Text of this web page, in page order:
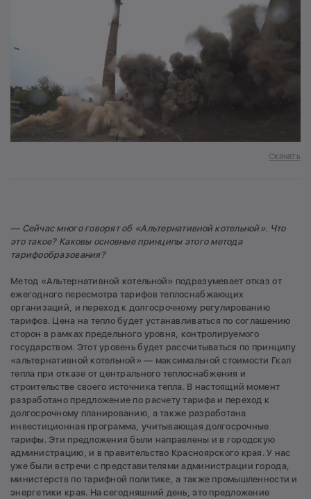
Скачать
— Сейчас много говорят об «Альтернативной котельной». Что
это такое? Каковы основные принципы этого метода
тарифообразования?
Метод «Альтернативной котельной» подразумевает отказ от
ежегодного пересмотра тарифов теплоснабжающих
организаций, и переход к долгосрочному регулированию
тарифов. Цена на тепло будет устанавливаться по соглашению
сторон в рамках предельного уровня, контролируемого
государством. Этот уровень будет рассчитываться по принципу
«альтернативной котельной» — максимальной стоимости Гкал
тепла при отказе от центрального теплоснабжения и
строительстве своего источника тепла. В настоящий момент
разработано предложение по расчету тарифа и переход к
долгосрочному планированию, а также разработана
инвестиционная программа, учитывающая долгосрочные
тарифы. Эти предложения были направлены и в городскую
администрацию, и в правительство Красноярского края. У нас
уже были встречи с представителями администрации города,
министерств по тарифной политике, а также промышленности и
энергетики края. На сегодняшний день, это предложение